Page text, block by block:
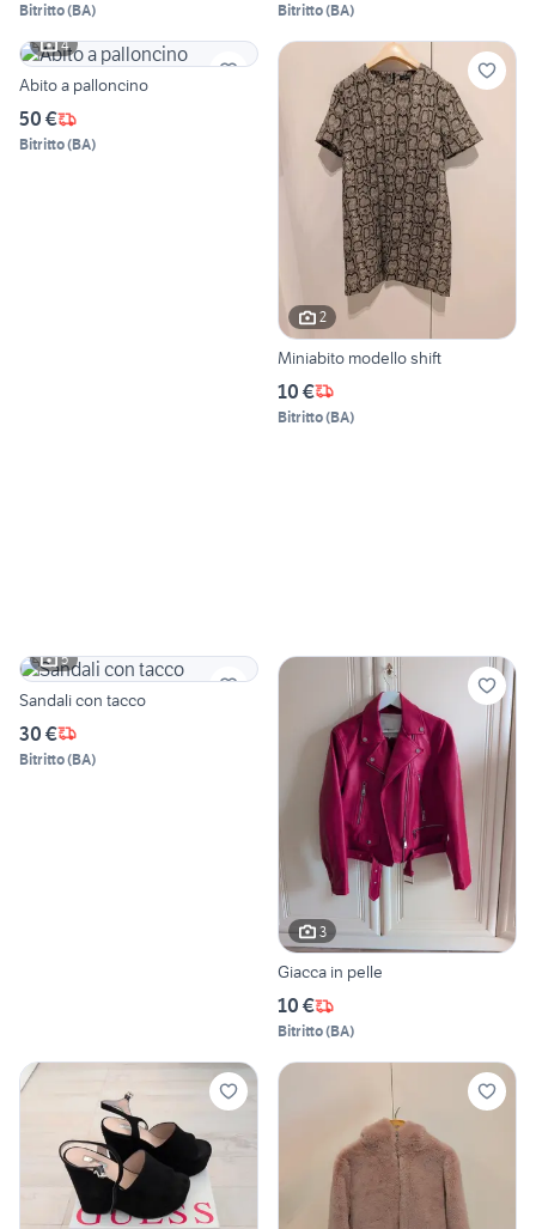
Bitritto(BA) Bitritto(BA)
4
Abito a palloncino
50 €
Bitritto(BA)
2
Miniabito modello shift
10 €
Bitritto(BA)
5
Sandali con tacco
30 €
Bitritto(BA)
3
Giacca in pelle
10 €
Bitritto(BA)